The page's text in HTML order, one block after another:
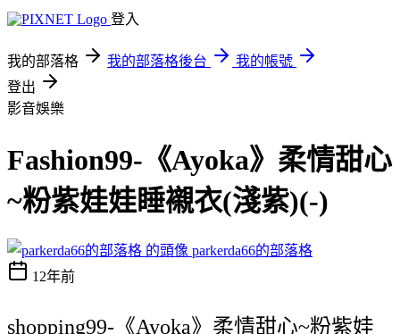
登入
我的部落格 我的部落格後台
我的帳號
登出
影音娛樂
Fashion99-《Ayoka》柔情甜心
~粉紫娃娃睡襯衣(淺紫)(-)
parkerda66的部落格
12年前
shopping99-《Ayoka》柔情甜心~粉紫娃